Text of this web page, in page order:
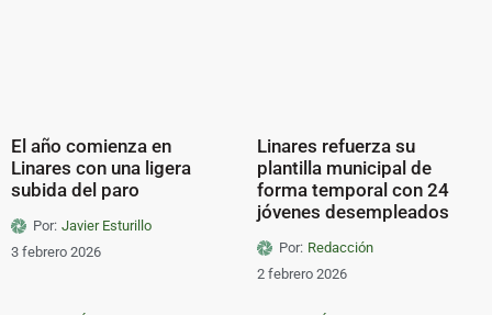
El año comienza en
Linares con una ligera
subida del paro
Por: Javier Esturillo
3 febrero 2026
Linares refuerza su
plantilla municipal de
forma temporal con 24
jóvenes desempleados
Por: Redacción
2 febrero 2026